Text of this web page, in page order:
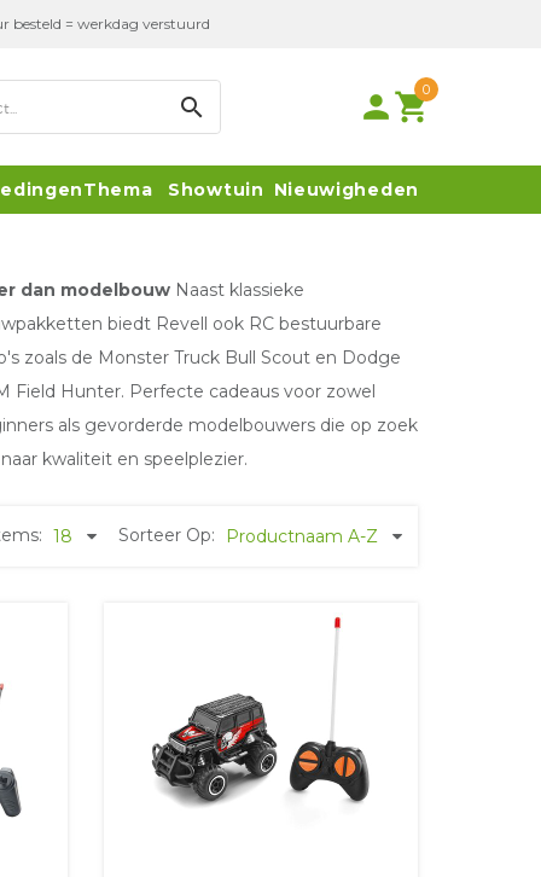
besteld = werkdag verstuurd
search person 0
local_grocery_store
Thema Showtuin Nieuwigheden
dan modelbouwNaast klassieke
biedt Revell ook RC bestuurbare
zoals de Monster Truck Bull Scout en Dodge
Field Hunter. Perfecte cadeaus voor zowel
als gevorderde modelbouwers die op zoek
kwaliteit en speelplezier.
Sorteer Op: Productnaam A-Z
18